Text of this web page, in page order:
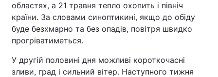
областях, а 21 травня тепло охопить і північ
країни. За словами синоптикині, якщо до обіду
буде безхмарно та без опадів, повітря швидко
прогріватиметься.
У другій половині дня можливі короткочасні
зливи, град і сильний вітер. Наступного тижня